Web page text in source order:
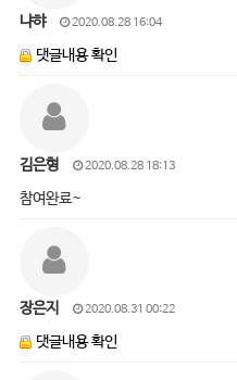
냐햐 2020.08.28 16:04
댓글내용 확인
김은형 2020.08.28 18:13
참여완료~
장은지 2020.08.31 00:22
댓글내용 확인